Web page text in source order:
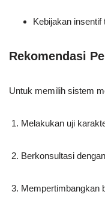
Kebijakan insentif
Rekomendasi
Untuk memilih sistem
Melakukan uji
Berkonsultasi
Mempertimbangkan